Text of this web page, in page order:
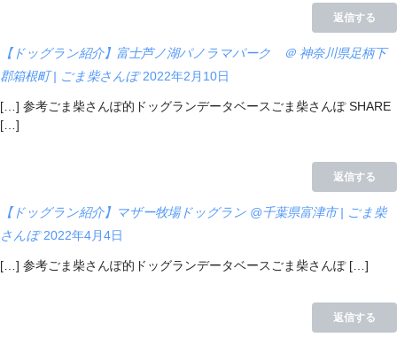
返信する
【ドッグラン紹介】富士芦ノ湖パノラマパーク ＠ 神奈川県足柄下
郡箱根町 | ごま柴さんぽ 2022年2月10日
[…] 参考ごま柴さんぽ的ドッグランデータベースごま柴さんぽ SHARE
[…]
返信する
【ドッグラン紹介】マザー牧場ドッグラン @千葉県富津市 | ごま柴
さんぽ 2022年4月4日
[…] 参考ごま柴さんぽ的ドッグランデータベースごま柴さんぽ […]
返信する